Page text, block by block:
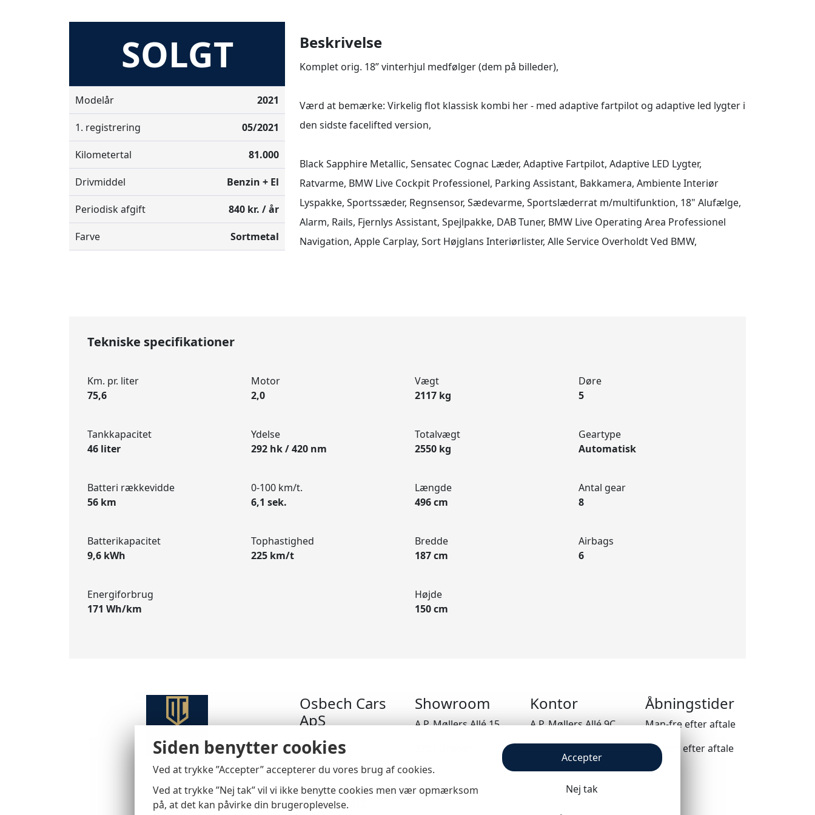
SOLGT
Modelår 2021
1. registrering 05/2021
Kilometertal 81.000
Drivmiddel Benzin + El
Periodisk afgift 840 kr. / år
Farve Sortmetal
Beskrivelse
Komplet orig. 18” vinterhjul medfølger (dem på billeder),
Værd at bemærke: Virkelig flot klassisk kombi her - med adaptive fartpilot og adaptive led lygter i
den sidste facelifted version,
Black Sapphire Metallic, Sensatec Cognac Læder, Adaptive Fartpilot, Adaptive LED Lygter,
Ratvarme, BMW Live Cockpit Professionel, Parking Assistant, Bakkamera, Ambiente Interiør
Lyspakke, Sportssæder, Regnsensor, Sædevarme, Sportslæderrat m/multifunktion, 18" Alufælge,
Alarm, Rails, Fjernlys Assistant, Spejlpakke, DAB Tuner, BMW Live Operating Area Professionel
Navigation, Apple Carplay, Sort Højglans Interiørlister, Alle Service Overholdt Ved BMW,
Tekniske specifikationer
Km. pr. liter
75,6
Tankkapacitet
46 liter
Batteri rækkevidde
56 km
Batterikapacitet
9,6 kWh
Energiforbrug
171 Wh/km
Motor
2,0
Ydelse
292 hk / 420 nm
0-100 km/t.
6,1 sek.
Tophastighed
225 km/t
Vægt
2117 kg
Totalvægt
2550 kg
Længde
496 cm
Bredde
187 cm
Højde
150 cm
Døre
5
Geartype
Automatisk
Antal gear
8
Airbags
6
Osbech Cars
ApS
Tlf:26 10 50 00
E-mail:
brian@osbechcars.dk
CVR: 45050912
Showroom
A.P. Møllers Allé 15
Kontor
A.P. Møllers Allé 9C
2791 Dragør
Åbningstider
Man-fre efter aftale
Lør-søn efter aftale
Siden benytter cookies
Ved at trykke ”Accepter” accepterer du vores brug af cookies.
Ved at trykke ”Nej tak” vil vi ikke benytte cookies men vær opmærksom
på, at det kan påvirke din brugeroplevelse.
Accepter
Nej tak